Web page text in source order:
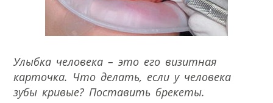
Улыбка человека – это его визитная
карточка. Что делать, если у человека
зубы кривые? Поставить брекеты.